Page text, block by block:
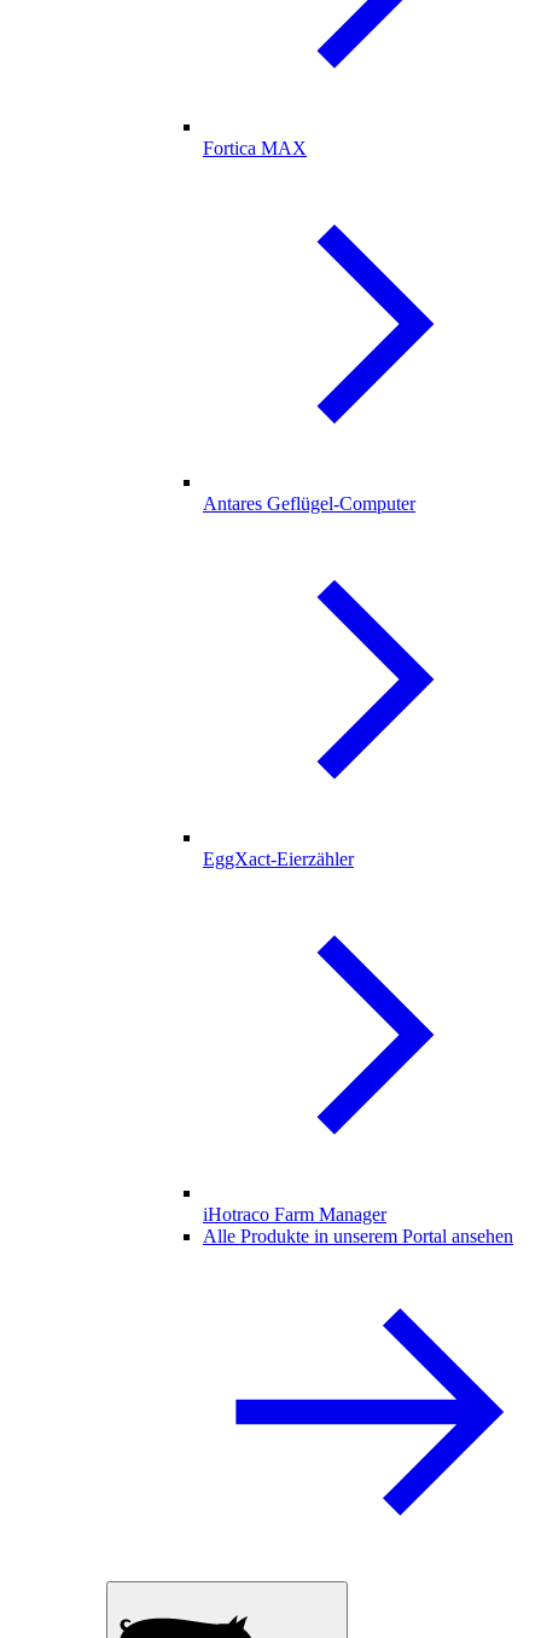
Fortica MAX
Antares Geflügel-Computer
EggXact-Eierzähler
iHotraco Farm Manager
Alle Produkte in unserem Portal ansehen